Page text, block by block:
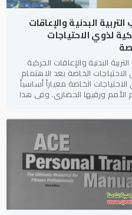
البدنية والإعاقات
لذوي الاحتياجات
البدنية والإعاقات الحركية
الخاصة يعد الاهتمام
الخاصة معياراً أساسياً
الأمم ورقيها الحضاري. وفي هذا